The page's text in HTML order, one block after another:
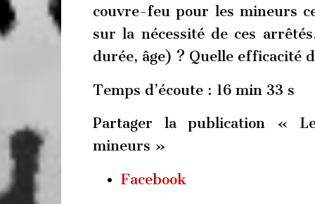
couvre-feu pour les mineurs
sur la nécessité de ces
durée, âge) ? Quelle efficacité
Temps d’écoute : 16 min 33 s
Partager la publication «
mineurs »
Facebook